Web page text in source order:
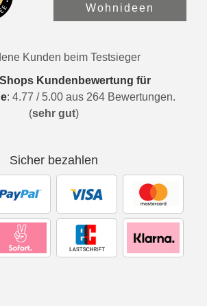
Wohnideen
Kunden beim Testsieger
Kundenbewertung für
: 4.77 / 5.00 aus 264 Bewertungen.
(sehr gut)
Sicher bezahlen